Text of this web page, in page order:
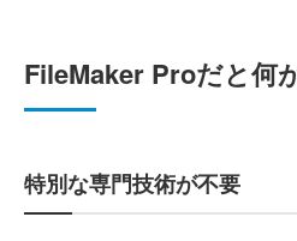
FileMaker Proだと何
特別な専門技術が不要